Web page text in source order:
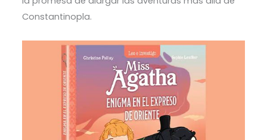
Constantinopla.